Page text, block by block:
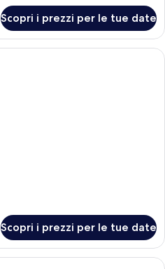
Scopri i prezzi per le tue date
Una camera d'albergo con una
Scopri i prezzi per le tue date
Camera d'albergo con due letti,